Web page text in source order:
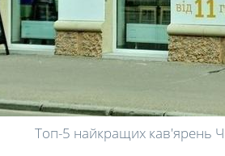
Топ-5 найкращих кав'ярень